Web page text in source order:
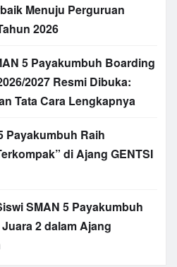
Menuju Perguruan
2026
5 Payakumbuh Boarding
2027 Resmi Dibuka:
Tata Cara Lengkapnya
Payakumbuh Raih
di Ajang GENTSI
SMAN 5 Payakumbuh
2 dalam Ajang